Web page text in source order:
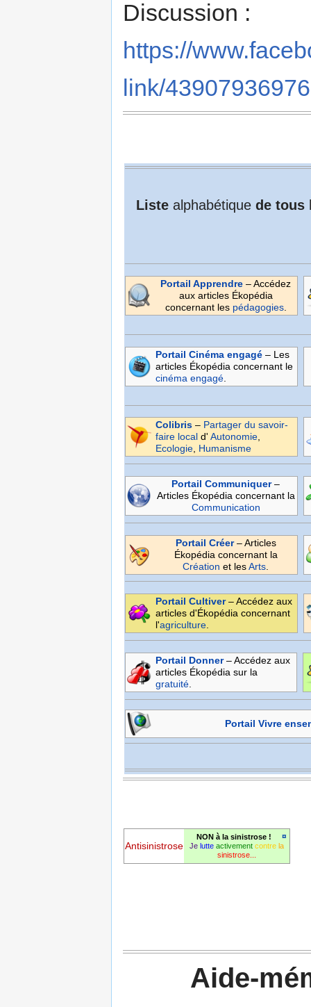
Discussion :
https://
link/
Listealphabétique de tous
Portail Apprendre – Accédez
aux articles Ékopédia
concernant les pédagogies.
Portail Cinéma engagé – Les
articles Ékopédia concernant le
cinéma engagé
Colibris – Partager du savoir-
faire local d' Autonomie,
Ecologie, Humanisme
Portail Communiquer–
Articles Ékopédia concernant la
Communication
Portail Créer– Articles
Ékopédia concernant la
Création et lesArts
Portail Cultiver– Accédez aux
articles d'Ékopédia concernant
l'agriculture
Portail Donner– Accédez aux
articles Ékopédia sur la
gratuité
Portail Vivre
Antisinistrose
¤
NON à la sinistrose !
Je lutte activement contre la
sinistrose...
Aide-